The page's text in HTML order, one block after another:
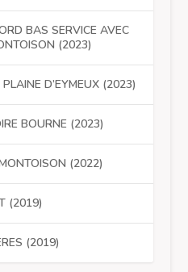
BAS SERVICE AVEC
(2023)
D’EYMEUX (2023)
BOURNE (2023)
(2022)
(2019)
(2019)